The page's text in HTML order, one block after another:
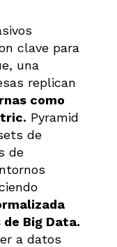
clave para
una
replican
como
Pyramid
de
de
Big Data.
a datos